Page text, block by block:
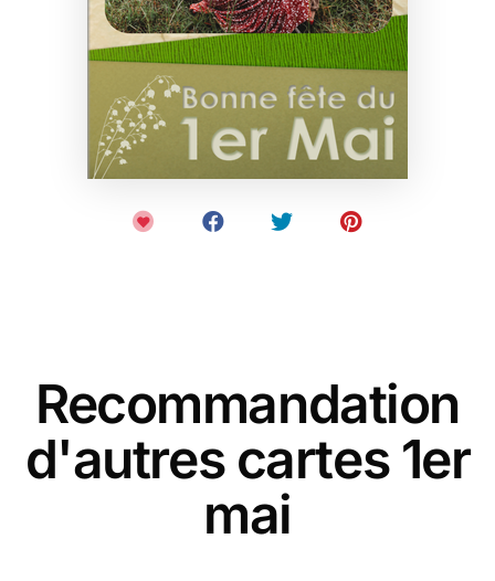
Recommandation
d'autres cartes 1er
mai